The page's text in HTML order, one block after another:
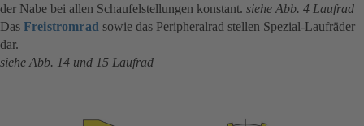
der Nabe bei allen Schaufelstellungen konstant. siehe Abb. 4 Laufrad
Das Freistromrad sowie das Peripheralrad stellen Spezial-Laufräder
dar.
siehe Abb. 14 und 15 Laufrad